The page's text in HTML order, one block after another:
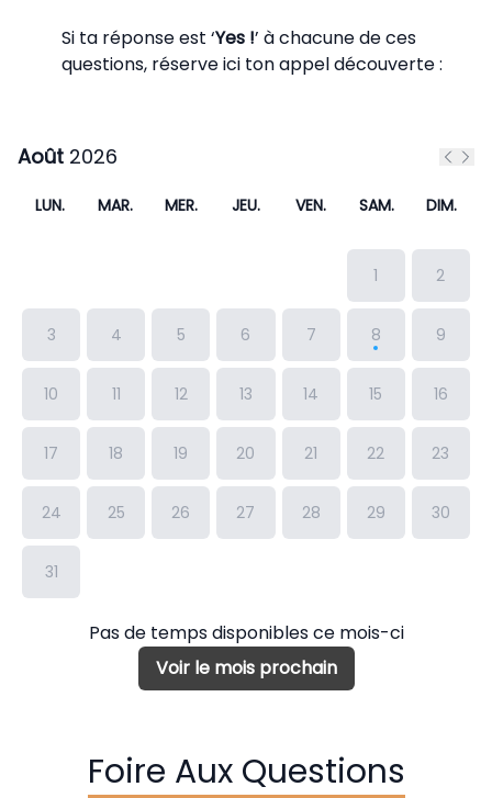
Si ta réponse est ‘Yes !’ à chacune de ces
questions, réserve ici ton appel découverte :
Août 2026 Mois
LUN. MAR. MER. JEU. VEN. SAM. DIM.
1 2
3 4 5 6 7 8 9
10 11 12 13 14 15 16
17 18 19 20 21 22 23
24 25 26 27 28 29 30
31
Pas de temps disponibles ce mois-ci
Voir le mois prochain
Foire Aux Questions